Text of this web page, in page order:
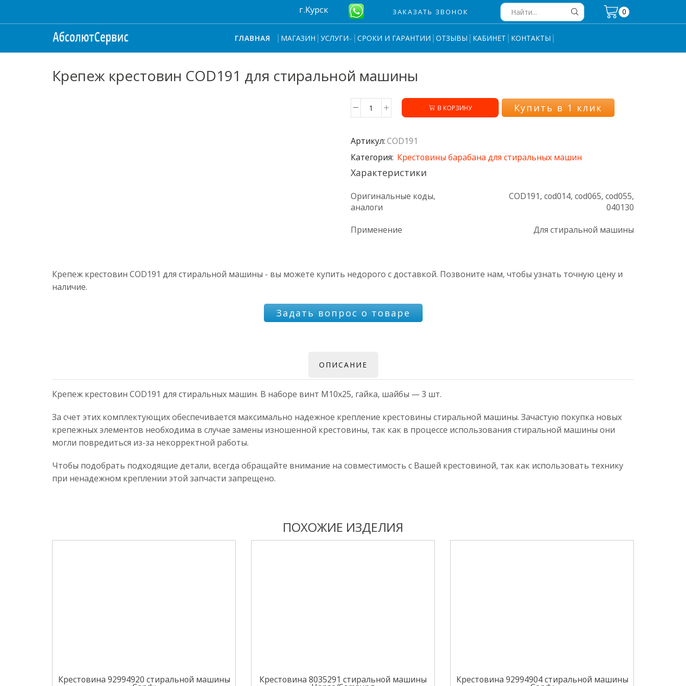
г.Курск ЗАКАЗАТЬ ЗВОНОК
input
0
ГЛАВНАЯ МАГАЗИН УСЛУГИ СРОКИ И ГАРАНТИИ ОТЗЫВЫ КАБИНЕТ КОНТАКТЫ
Крепеж крестовин COD191 для стиральной машины
Количество
крестовин
COD191
для
стиральной
В КОРЗИНУ Купить в 1 клик
Артикул:COD191
Категория: Крестовины барабана для стиральных машин
Характеристики
Оригинальные коды,
аналоги
COD191, cod014, cod065, cod055,
040130
Применение
Для стиральной машины
Крепеж крестовин COD191 для стиральной машины - вы можете купить недорого с доставкой. Позвоните нам, чтобы узнать точную цену и
наличие.
Задать вопрос о товаре
ОПИСАНИЕ
Крепеж крестовин COD191 для стиральных машин. В наборе винт M10x25, гайка, шайбы — 3 шт.
За счет этих комплектующих обеспечивается максимально надежное крепление крестовины стиральной машины. Зачастую покупка новых
крепежных элементов необходима в случае замены изношенной крестовины, так как в процессе использования стиральной машины они
могли повредиться из-за некорректной работы.
Чтобы подобрать подходящие детали, всегда обращайте внимание на совместимость с Вашей крестовиной, так как использовать технику
при ненадежном креплении этой запчасти запрещено.
ПОХОЖИЕ ИЗДЕЛИЯ
Крестовина 92994920 стиральной машины Крестовина 8035291 стиральной машины Крестовина 92994904 стиральной машины